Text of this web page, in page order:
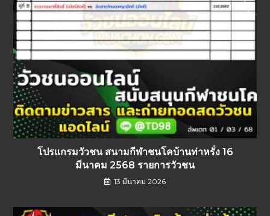
โปรแกรมวัวชน สนามกีฬาชนโคบ้านท่าหรั่ง 16
มีนาคม 2568 รายการวัวชน
13 มีนาคม 2026